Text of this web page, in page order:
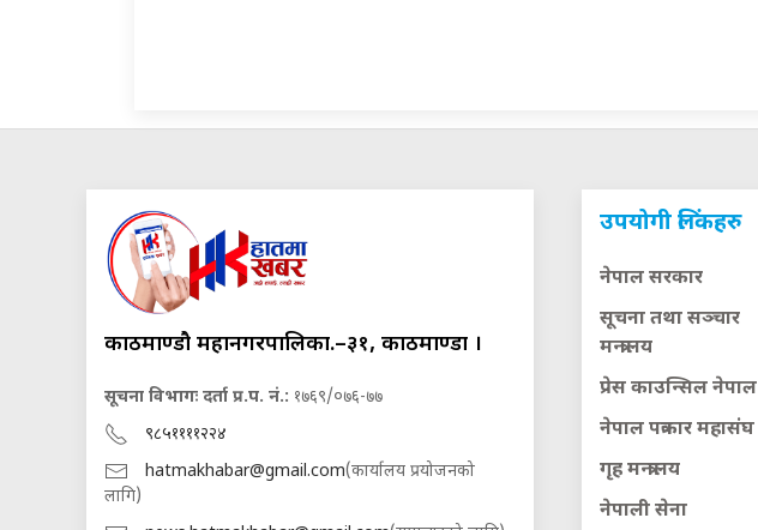
काठमाण्डौ महानगरपालिका.–३१, काठमाण्डौं ।
सूचना विभागः दर्ता प्र.प. नं.: १७६९/०७६-७७
९८५११११२२४
hatmakhabar@gmail.com(कार्यालय प्रयोजनको
लागि)
उपयोगी लिंकहरु
नेपाल सरकार
सूचना तथा सञ्चार
मन्त्रालय
प्रेस काउन्सिल नेपाल
नेपाल पत्रकार महासंघ
गृह मन्त्रालय
नेपाली सेना